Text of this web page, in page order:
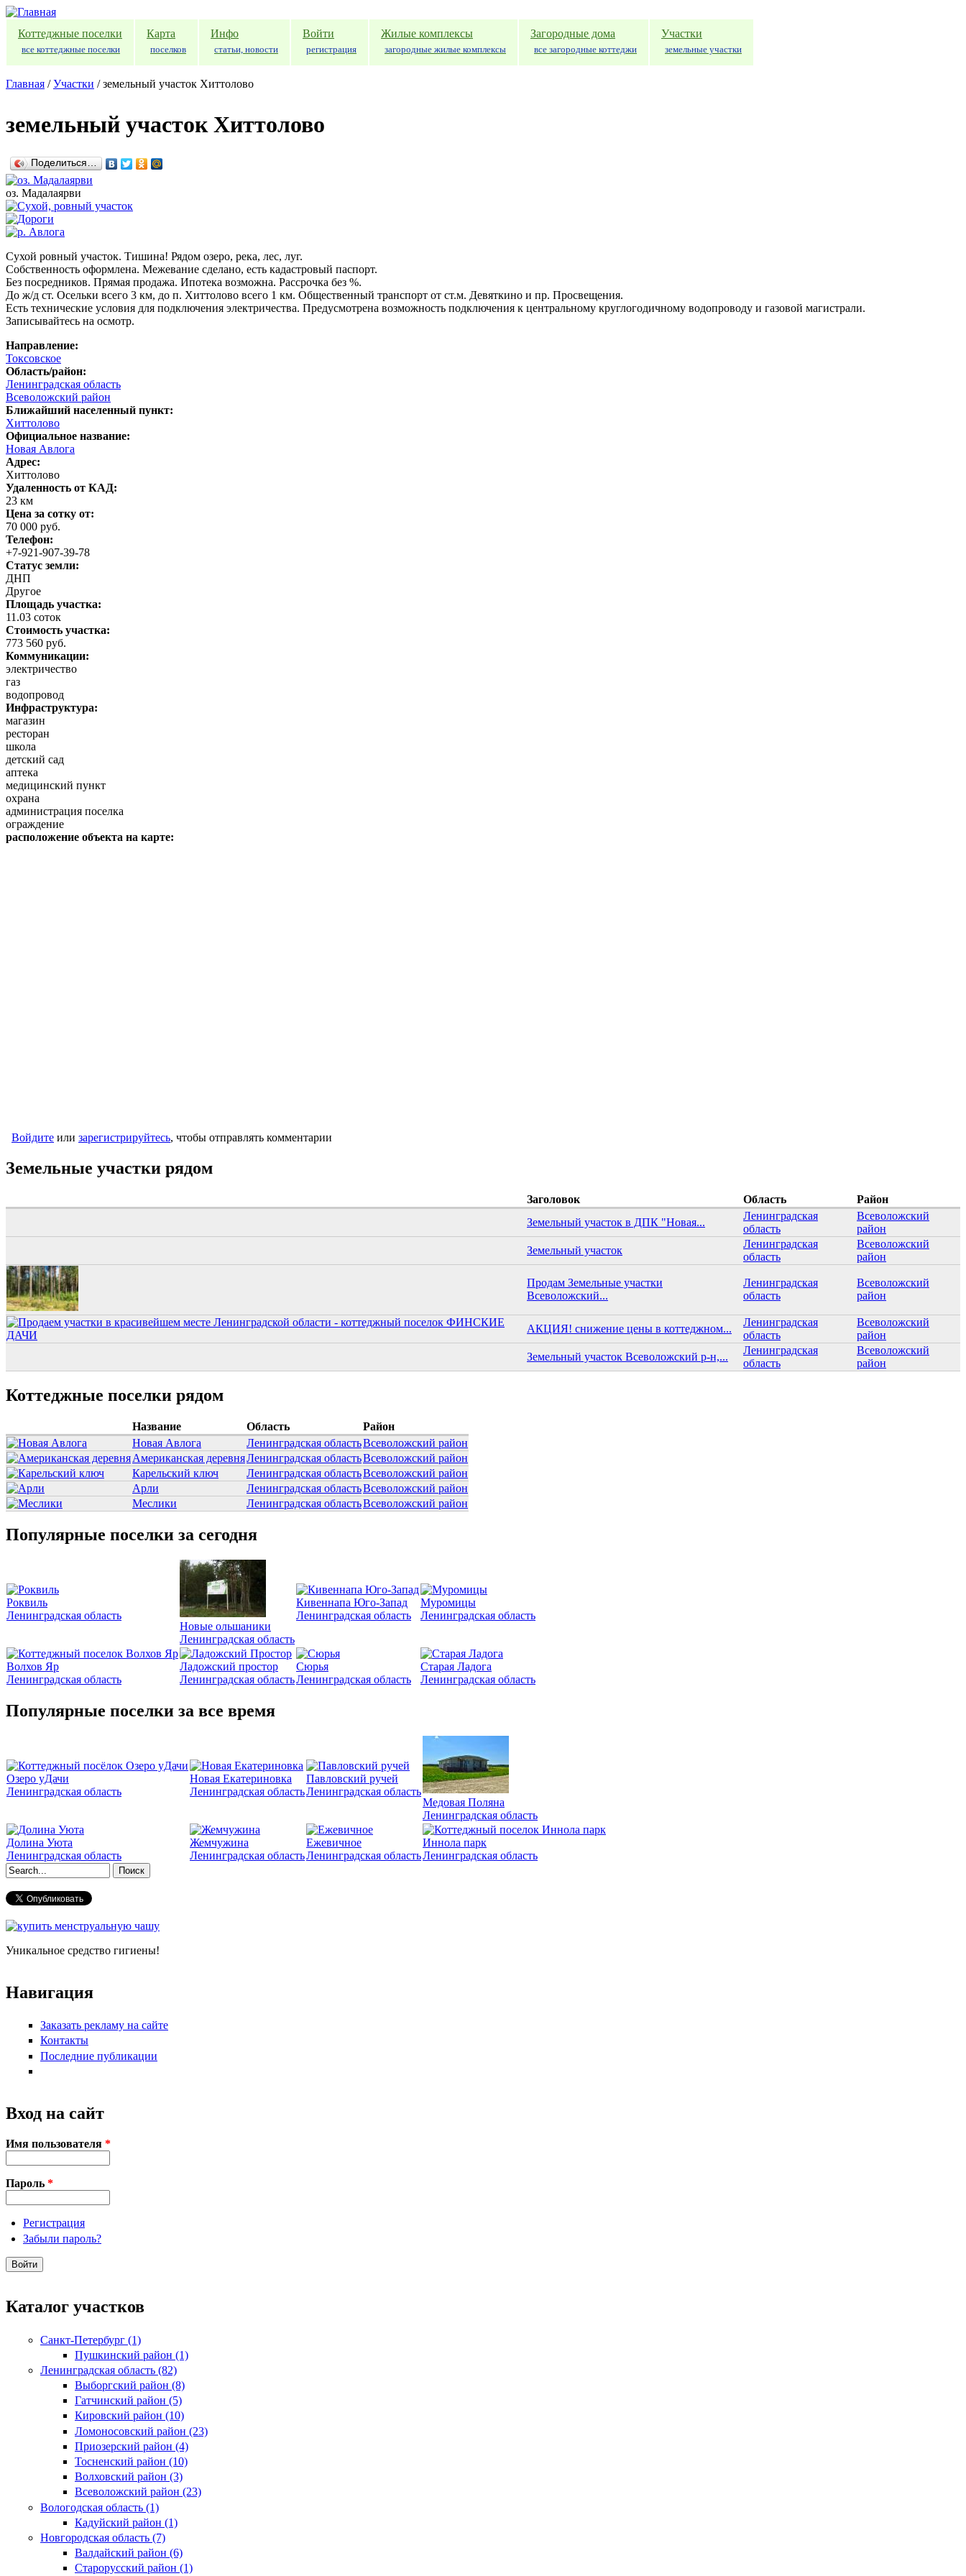
Перейти к основному содержанию
Коттеджные поселки
все коттеджные поселки
Карта
поселков
Инфо
статьи, новости
Войти
регистрация
Жилые комплексы
загородные жилые комплексы
Загородные дома
все загородные коттеджи
Участки
земельные участки
Главная / Участки /земельный участок Хиттолово
земельный участок Хиттолово
Поделиться…
оз. Мадалаярви
Сухой ровный участок. Тишина! Рядом озеро, река, лес, луг.
Собственность оформлена. Межевание сделано, есть кадастровый паспорт.
Без посредников. Прямая продажа. Ипотека возможна. Рассрочка без %.
До ж/д ст. Осельки всего 3 км, до п. Хиттолово всего 1 км. Общественный транспорт от ст.м. Девяткино и пр. Просвещения.
Есть технические условия для подключения электричества. Предусмотрена возможность подключения к центральному круглогодичному водопроводу и газовой магистрали.
Записывайтесь на осмотр.
Направление:
Токсовское
Область/район:
Ленинградская область
Всеволожский район
Ближайший населенный пункт:
Хиттолово
Официальное название:
Новая Авлога
Адрес:
Хиттолово
Удаленность от КАД:
23 км
Цена за сотку от:
70 000 руб.
Телефон:
+7-921-907-39-78
Статус земли:
ДНП
Другое
Площадь участка:
11.03 соток
Стоимость участка:
773 560 руб.
Коммуникации:
электричество
газ
водопровод
Инфраструктура:
магазин
ресторан
школа
детский сад
аптека
медицинский пункт
охрана
администрация поселка
ограждение
расположение объекта на карте:
Войдите или зарегистрируйтесь, чтобы отправлять комментарии
Земельные участки рядом
Заголовок Область
Район
Земельный участок в ДПК "Новая...
Ленинградская
область
Всеволожский
район
Земельный участок
Ленинградская
область
Всеволожский
район
Продам Земельные участки
Всеволожский...
Ленинградская
область
Всеволожский
район
АКЦИЯ! снижение цены в коттеджном...
Ленинградская
область
Всеволожский
район
Земельный участок Всеволожский р-н,...
Ленинградская
область
Всеволожский
район
Коттеджные поселки рядом
Название Область
Район
Новая Авлога
Ленинградская областьВсеволожский район
Американская деревняЛенинградская областьВсеволожский район
Карельский ключ
Ленинградская областьВсеволожский район
Арли
Ленинградская областьВсеволожский район
Меслики
Ленинградская областьВсеволожский район
Популярные поселки за сегодня
Роквиль
Ленинградская область
Новые ольшаники
Ленинградская область
Кивеннапа Юго-Запад
Ленинградская область
Муромицы
Ленинградская область
Волхов Яр
Ленинградская область
Ладожский простор
Ленинградская область
Сюрья
Ленинградская область
Старая Ладога
Ленинградская область
Популярные поселки за все время
Озеро уДачи
Ленинградская область
Новая Екатериновка
Ленинградская область
Павловский ручей
Ленинградская область
Медовая Поляна
Ленинградская область
Долина Уюта
Ленинградская область
Жемчужина
Ленинградская область
Ежевичное
Ленинградская область
Иннола парк
Ленинградская область
Форма поиска
Уникальное средство гигиены!
Навигация
Заказать рекламу на сайте
Контакты
Последние публикации
Вход на сайт
Имя пользователя *
Пароль *
Регистрация
Забыли пароль?
Каталог участков
Санкт-Петербург (1)
Пушкинский район (1)
Ленинградская область (82)
Выборгский район (8)
Гатчинский район (5)
Кировский район (10)
Ломоносовский район (23)
Приозерский район (4)
Тосненский район (10)
Волховский район (3)
Всеволожский район (23)
Вологодская область (1)
Кадуйский район (1)
Новгородская область (7)
Валдайский район (6)
Старорусский район (1)